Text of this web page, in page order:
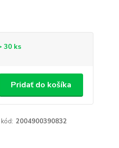
30 ks
Pridať do košíka
kód: 2004900390832